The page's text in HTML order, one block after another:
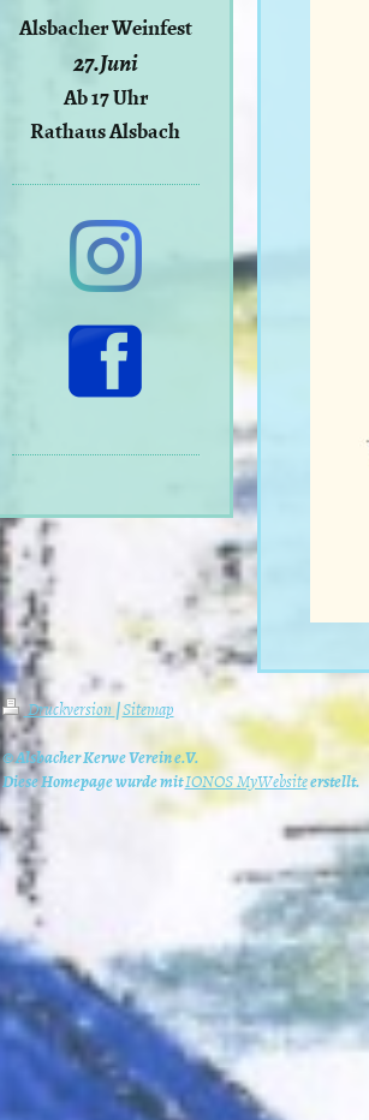
Alsbacher Weinfest
27.Juni
Ab 17 Uhr
Rathaus Alsbach
Druckversion|Sitemap
© Alsbacher Kerwe Verein e.V.
Diese Homepage wurde mitIONOS MyWebsiteerstellt.